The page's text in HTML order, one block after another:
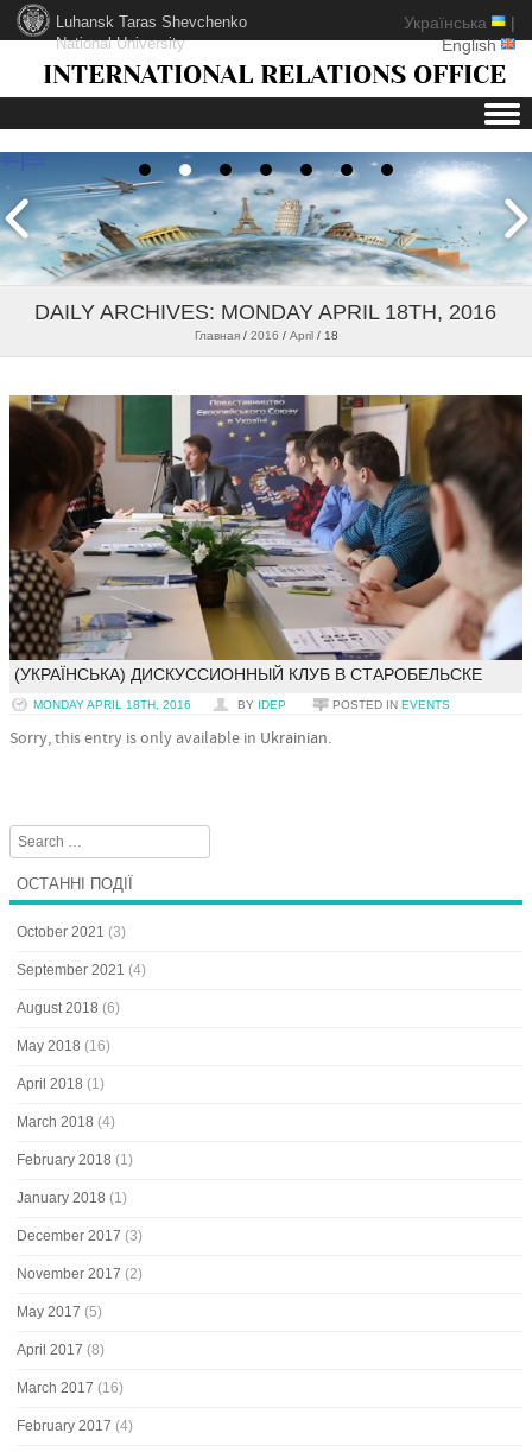
Luhansk Taras Shevchenko
National University
Українська
|
English
INTERNATIONAL RELATIONS OFFICE
DAILY ARCHIVES: MONDAY APRIL 18TH, 2016
Главная /2016 /April / 18
(УКРАЇНСЬКА) ДИСКУССИОННЫЙ КЛУБ В СТАРОБЕЛЬСКЕ
MONDAY APRIL 18TH, 2016 BY IDEP POSTED IN EVENTS
Sorry, this entry is only available in Ukrainian.
Search
ОСТАННІ ПОДІЇ
October 2021 (3)
September 2021 (4)
August 2018 (6)
May 2018 (16)
April 2018 (1)
March 2018 (4)
February 2018 (1)
January 2018 (1)
December 2017 (3)
November 2017 (2)
May 2017 (5)
April 2017 (8)
March 2017 (16)
February 2017 (4)